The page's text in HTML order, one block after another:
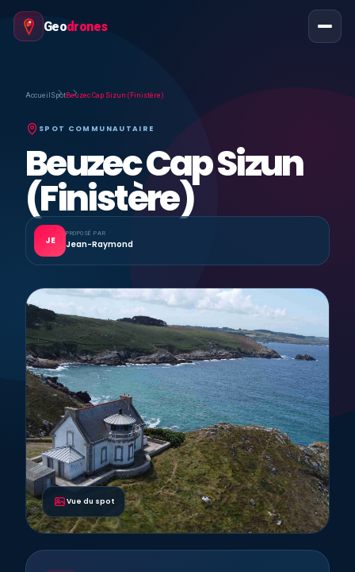
Geodrones
Accueil SpotBeuzec Cap Sizun (Finistère)
SPOT COMMUNAUTAIRE
Beuzec Cap Sizun
(Finistère)
JE
PROPOSÉ PAR
Jean-Raymond
Vue du spot